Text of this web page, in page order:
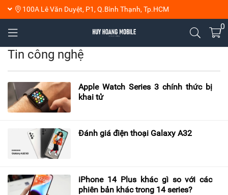
100A Lê Văn Duyệt, P1, Q.Bình Thạnh, Tp.HCM
0
Tin công nghệ
Apple Watch Series 3 chính thức bị
khai tử
Đánh giá điện thoại Galaxy A32
iPhone 14 Plus khác gì so với các
phiên bản khác trong 14 series?